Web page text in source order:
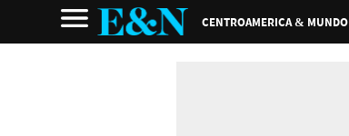
CENTROAMERICA & MUNDO